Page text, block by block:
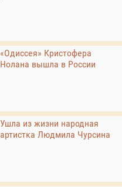
«Одиссея» Кристофера
Нолана вышла в России
Ушла из жизни народная
артистка Людмила Чурсина